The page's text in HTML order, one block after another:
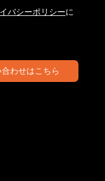
バシーポリシーに
わせはこちら